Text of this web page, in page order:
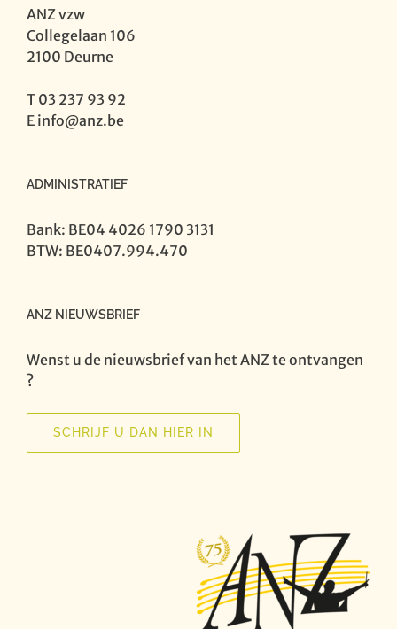
ANZ vzw
Collegelaan 106
2100 Deurne
T 03 237 93 92
E info@anz.be
ADMINISTRATIEF
Bank: BE04 4026 1790 3131
BTW: BE0407.994.470
ANZ NIEUWSBRIEF
Wenst u de nieuwsbrief van het ANZ te ontvangen
?
SCHRIJF U DAN HIER IN